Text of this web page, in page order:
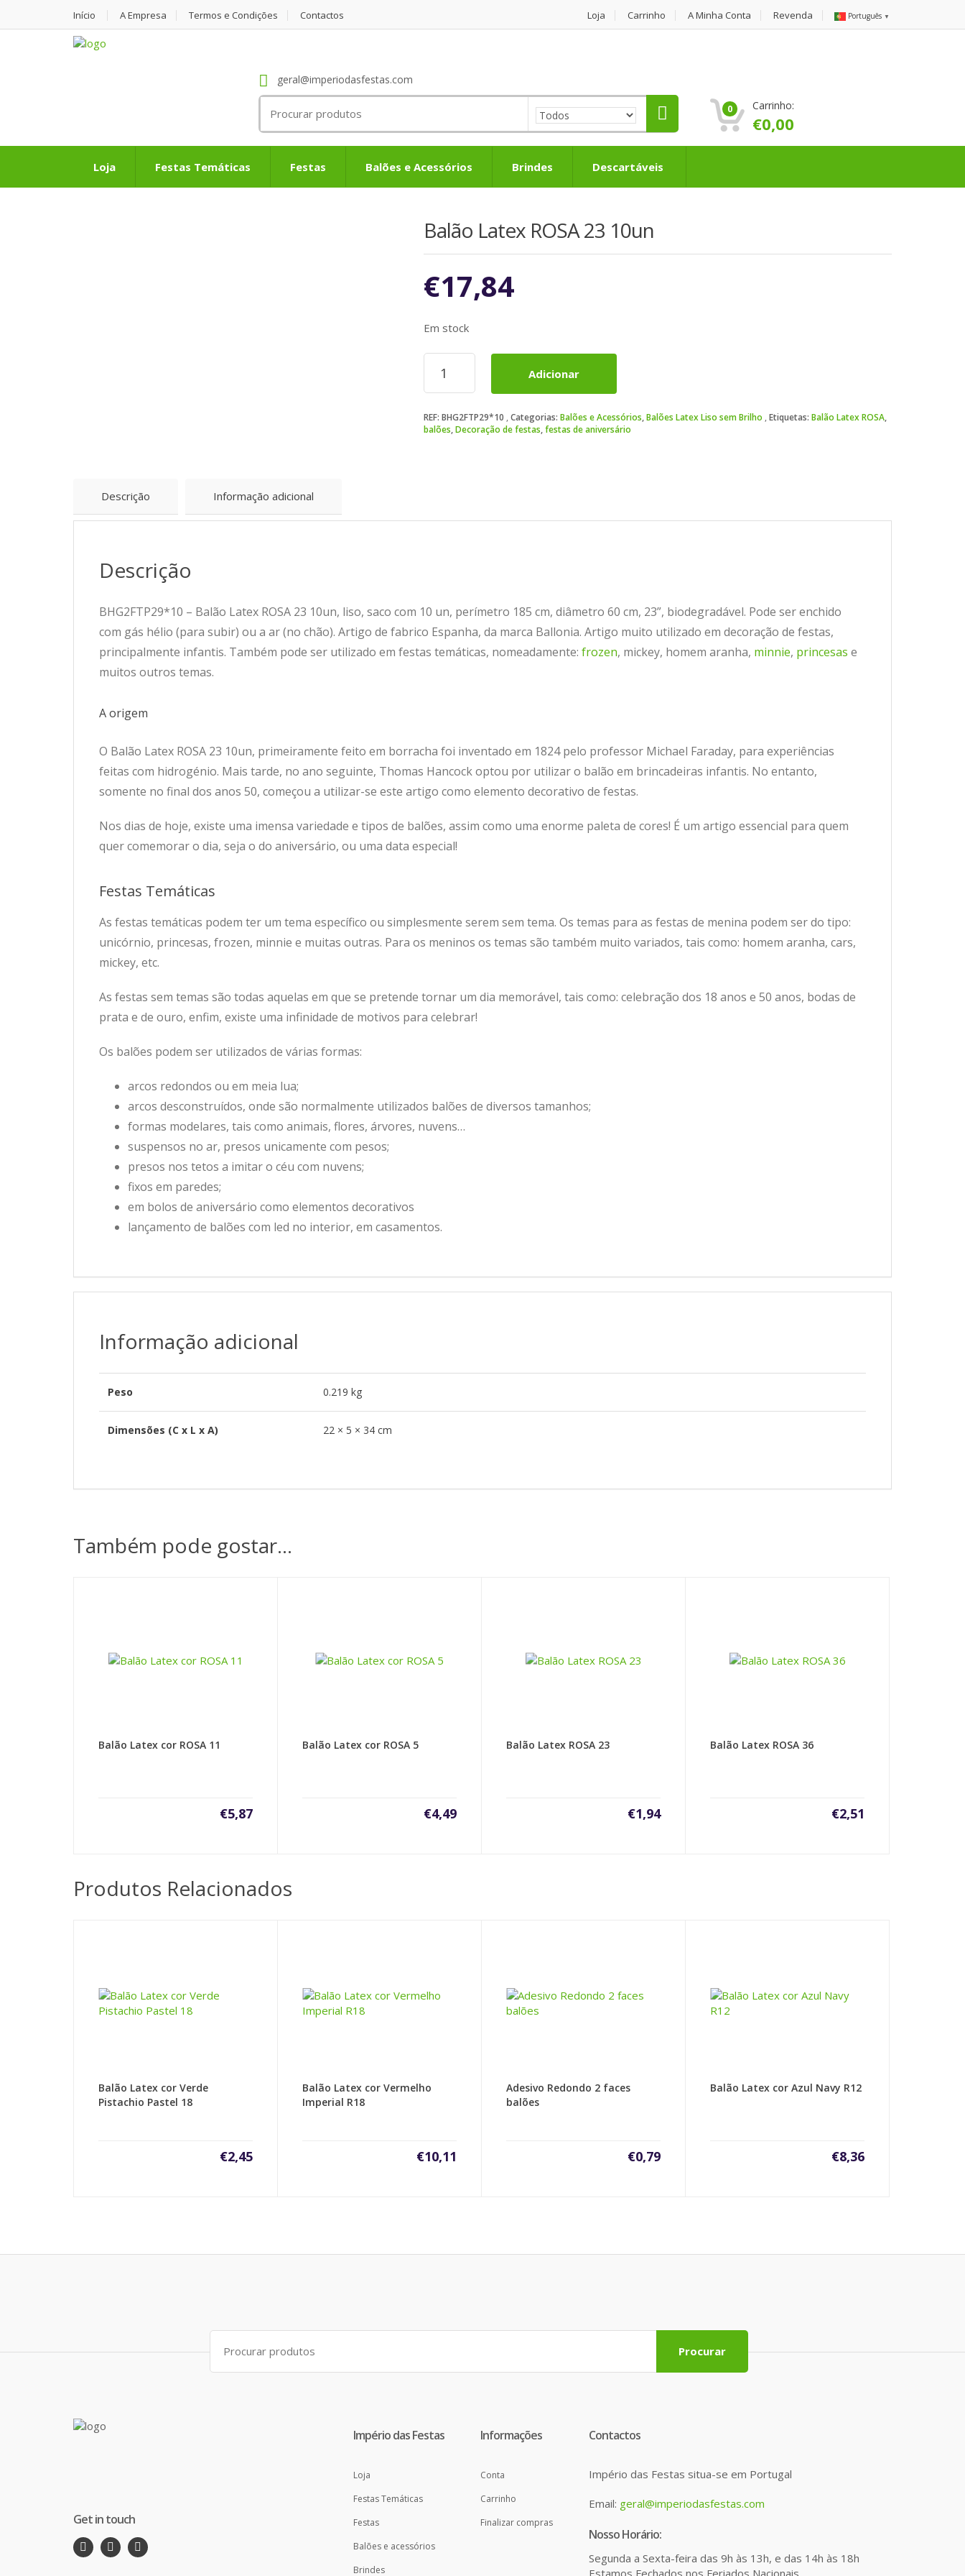
Início A Empresa Termos e Condições Contactos Loja Carrinho A Minha Conta Revenda Português ▼
geral@imperiodasfestas.com
for:
0 Carrinho:
€0,00
Loja Festas Temáticas Festas Balões e Acessórios Brindes Descartáveis
Balão Latex ROSA 23 10un
€17,84
Em stock
Quantidade
Balão
ROSA
23
Adicionar
REF: BHG2FTP29*10 Categorias: Balões e Acessórios,Balões Latex Liso sem Brilho Etiquetas: Balão Latex ROSA,
balões,Decoração de festas,festas de aniversário
Descrição Informação adicional
Descrição
BHG2FTP29*10 – Balão Latex ROSA 23 10un, liso, saco com 10 un, perímetro 185 cm, diâmetro 60 cm, 23”, biodegradável. Pode ser enchido
com gás hélio (para subir) ou a ar (no chão). Artigo de fabrico Espanha, da marca Ballonia. Artigo muito utilizado em decoração de festas,
principalmente infantis. Também pode ser utilizado em festas temáticas, nomeadamente: frozen, mickey, homem aranha, minnie, princesas e
muitos outros temas.
A origem
O Balão Latex ROSA 23 10un, primeiramente feito em borracha foi inventado em 1824 pelo professor Michael Faraday, para experiências
feitas com hidrogénio. Mais tarde, no ano seguinte, Thomas Hancock optou por utilizar o balão em brincadeiras infantis. No entanto,
somente no final dos anos 50, começou a utilizar-se este artigo como elemento decorativo de festas.
Nos dias de hoje, existe uma imensa variedade e tipos de balões, assim como uma enorme paleta de cores! É um artigo essencial para quem
quer comemorar o dia, seja o do aniversário, ou uma data especial!
Festas Temáticas
As festas temáticas podem ter um tema específico ou simplesmente serem sem tema. Os temas para as festas de menina podem ser do tipo:
unicórnio, princesas, frozen, minnie e muitas outras. Para os meninos os temas são também muito variados, tais como: homem aranha, cars,
mickey, etc.
As festas sem temas são todas aquelas em que se pretende tornar um dia memorável, tais como: celebração dos 18 anos e 50 anos, bodas de
prata e de ouro, enfim, existe uma infinidade de motivos para celebrar!
Os balões podem ser utilizados de várias formas:
arcos redondos ou em meia lua;
arcos desconstruídos, onde são normalmente utilizados balões de diversos tamanhos;
formas modelares, tais como animais, flores, árvores, nuvens…
suspensos no ar, presos unicamente com pesos;
presos nos tetos a imitar o céu com nuvens;
fixos em paredes;
em bolos de aniversário como elementos decorativos
lançamento de balões com led no interior, em casamentos.
Informação adicional
Peso 0.219 kg
Dimensões (C x L x A) 22 × 5 × 34 cm
Também pode gostar…
Balão Latex cor ROSA 11
€5,87
Balão Latex cor ROSA 5
€4,49
Balão Latex ROSA 23
€1,94
Balão Latex ROSA 36
€2,51
Produtos Relacionados
Balão Latex cor Verde
Pistachio Pastel 18
€2,45
Balão Latex cor Vermelho
Imperial R18
€10,11
Adesivo Redondo 2 faces
balões
€0,79
Balão Latex cor Azul Navy R12
€8,36
Search
for:
Procurar
Get in touch
Império das Festas
Loja
Festas Temáticas
Festas
Balões e acessórios
Brindes
Informações
Conta
Carrinho
Finalizar compras
Contactos
Império das Festas situa-se em Portugal
Email: geral@imperiodasfestas.com
Nosso Horário:
Segunda a Sexta-feira das 9h às 13h, e das 14h às 18h